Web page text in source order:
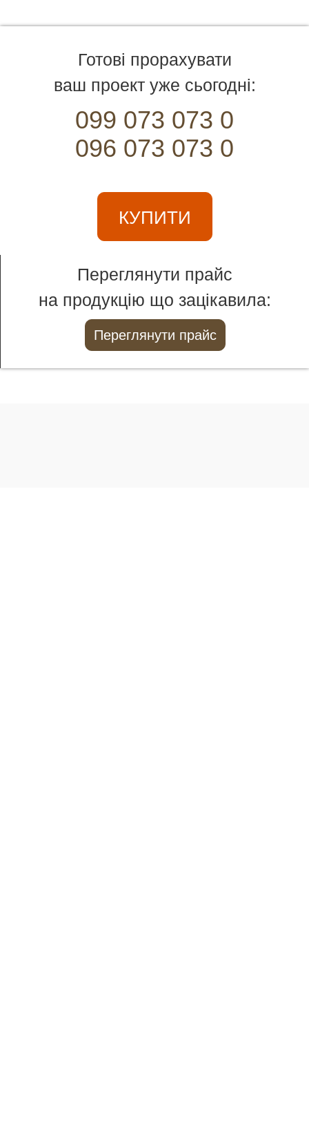
Готові прорахувати
ваш проект уже сьогодні:
099 073 073 0
096 073 073 0
КУПИТИ
Переглянути прайс
на продукцію що зацікавила:
Переглянути прайс